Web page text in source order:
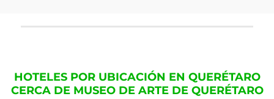
HOTELES POR UBICACIÓN EN QUERÉTARO
CERCA DE MUSEO DE ARTE DE QUERÉTARO